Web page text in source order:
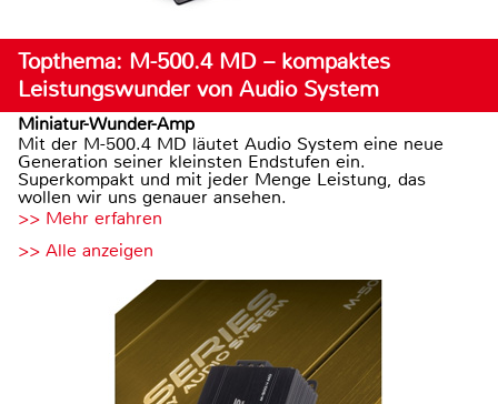
Topthema: M-500.4 MD – kompaktes
Leistungswunder von Audio System
Miniatur-Wunder-Amp
Mit der M-500.4 MD läutet Audio System eine neue
Generation seiner kleinsten Endstufen ein.
Superkompakt und mit jeder Menge Leistung, das
wollen wir uns genauer ansehen.
>> Mehr erfahren
>> Alle anzeigen